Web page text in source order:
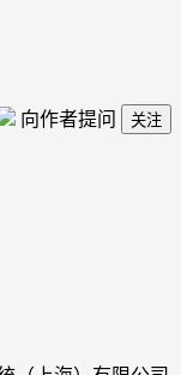
向作者提问 关注